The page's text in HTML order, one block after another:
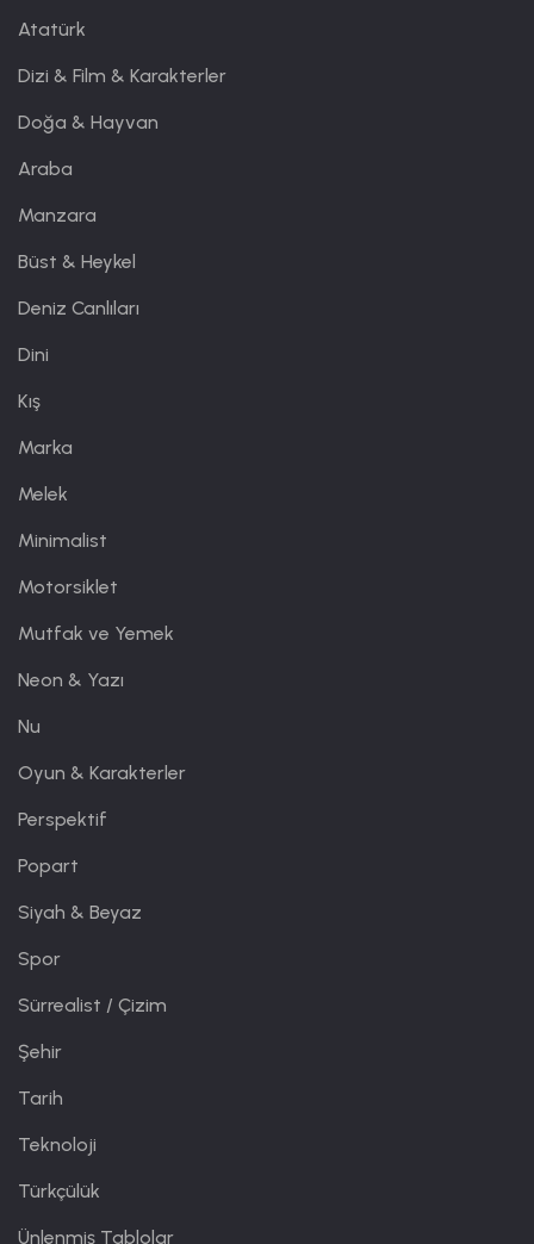
Atatürk
Dizi & Film & Karakterler
Doğa & Hayvan
Araba
Manzara
Büst & Heykel
Deniz Canlıları
Dini
Kış
Marka
Melek
Minimalist
Motorsiklet
Mutfak ve Yemek
Neon & Yazı
Nu
Oyun & Karakterler
Perspektif
Popart
Siyah & Beyaz
Spor
Sürrealist / Çizim
Şehir
Tarih
Teknoloji
Türkçülük
Ünlenmiş Tablolar